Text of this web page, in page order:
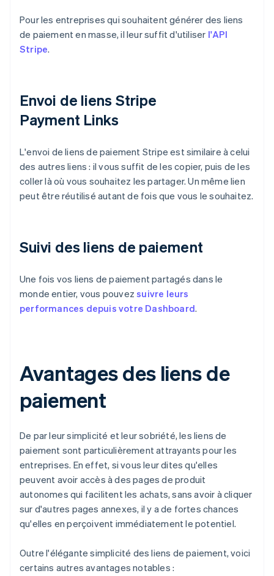
Pour les entreprises qui souhaitent générer des liens
de paiement en masse, il leur suffit d'utiliser l'API
Stripe.
Envoi de liens Stripe
Payment Links
L'envoi de liens de paiement Stripe est similaire à celui
des autres liens : il vous suffit de les copier, puis de les
coller là où vous souhaitez les partager. Un même lien
peut être réutilisé autant de fois que vous le souhaitez.
Suivi des liens de paiement
Une fois vos liens de paiement partagés dans le
monde entier, vous pouvezsuivre leurs
performances depuis votre Dashboard.
Avantages des liens de
paiement
De par leur simplicité et leur sobriété, les liens de
paiement sont particulièrement attrayants pour les
entreprises. En effet, si vous leur dites qu'elles
peuvent avoir accès à des pages de produit
autonomes qui facilitent les achats, sans avoir à cliquer
sur d'autres pages annexes, il y a de fortes chances
qu'elles en perçoivent immédiatement le potentiel.
Outre l'élégante simplicité des liens de paiement, voici
certains autres avantages notables :